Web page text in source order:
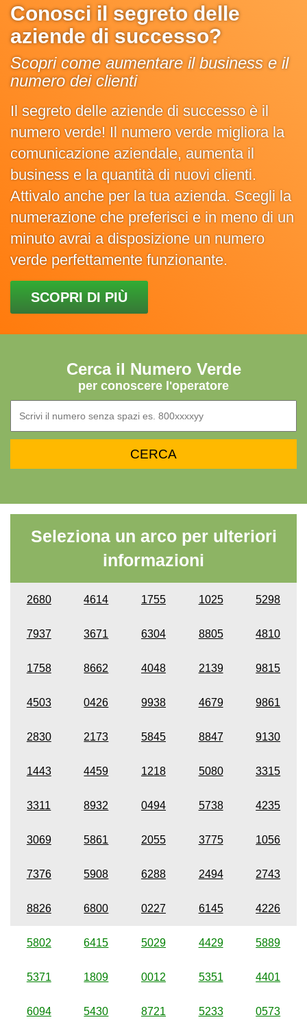
Conosci il segreto delle
aziende di successo?
Scopri come aumentare il business e il
numero dei clienti
Il segreto delle aziende di successo è il
numero verde! Il numero verde migliora la
comunicazione aziendale, aumenta il
business e la quantità di nuovi clienti.
Attivalo anche per la tua azienda. Scegli la
numerazione che preferisci e in meno di un
minuto avrai a disposizione un numero
verde perfettamente funzionante.
SCOPRI DI PIÙ
Cerca il Numero Verde
per conoscere l'operatore
Seleziona un arco per ulteriori
informazioni
2680 4614 1755 1025 5298
7937 3671 6304 8805 4810
1758 8662 4048 2139 9815
4503 0426 9938 4679 9861
2830 2173 5845 8847 9130
1443 4459 1218 5080 3315
3311 8932 0494 5738 4235
3069 5861 2055 3775 1056
7376 5908 6288 2494 2743
8826 6800 0227 6145 4226
5802 6415 5029 4429 5889
5371 1809 0012 5351 4401
6094 5430 8721 5233 0573